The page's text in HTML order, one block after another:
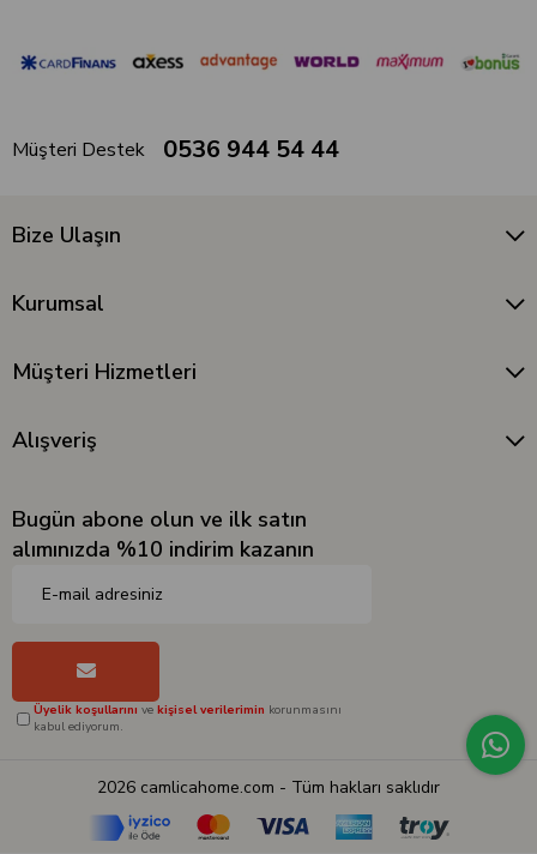
Müşteri Destek 0536 944 54 44
Bize Ulaşın
Kurumsal
Müşteri Hizmetleri
Alışveriş
Bugün abone olun ve ilk satın
alımınızda %10 indirim kazanın
Üyelik koşullarını ve kişisel verilerimin korunmasını
kabul ediyorum.
2026 camlicahome.com - Tüm hakları saklıdır